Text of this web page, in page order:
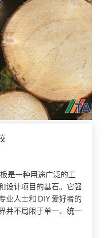
是一种用途广泛的工
设计项目的基石。它强
业人士和 DIY 爱好者的
并不局限于单一、统一